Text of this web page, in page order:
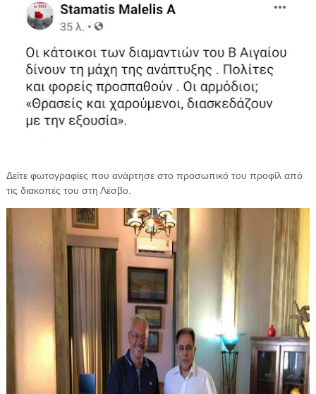
Δείτε φωτογραφίες που ανάρτησε στο προσωπικό του προφίλ από
τις διακοπές του στη Λέσβο.